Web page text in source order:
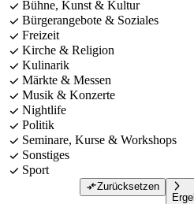
Bühne, Kunst & Kultur
Bürgerangebote & Soziales
Freizeit
Kirche & Religion
Kulinarik
Märkte & Messen
Musik & Konzerte
Nightlife
Politik
Seminare, Kurse & Workshops
Sonstiges
Sport
Zurücksetzen